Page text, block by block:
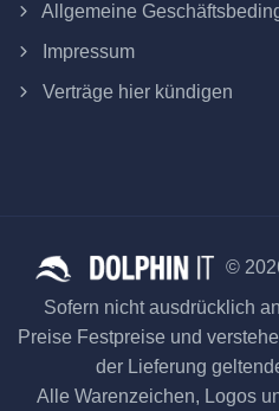
Allgemeine
Impressum
Verträge hier kündigen
©
Sofern nicht ausdrücklich
Preise Festpreise und
der Lieferung
Alle Warenzeichen, Logos